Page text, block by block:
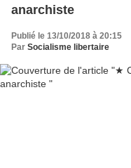
anarchiste
Publié le 13/10/2018 à 20:15
Par Socialisme libertaire